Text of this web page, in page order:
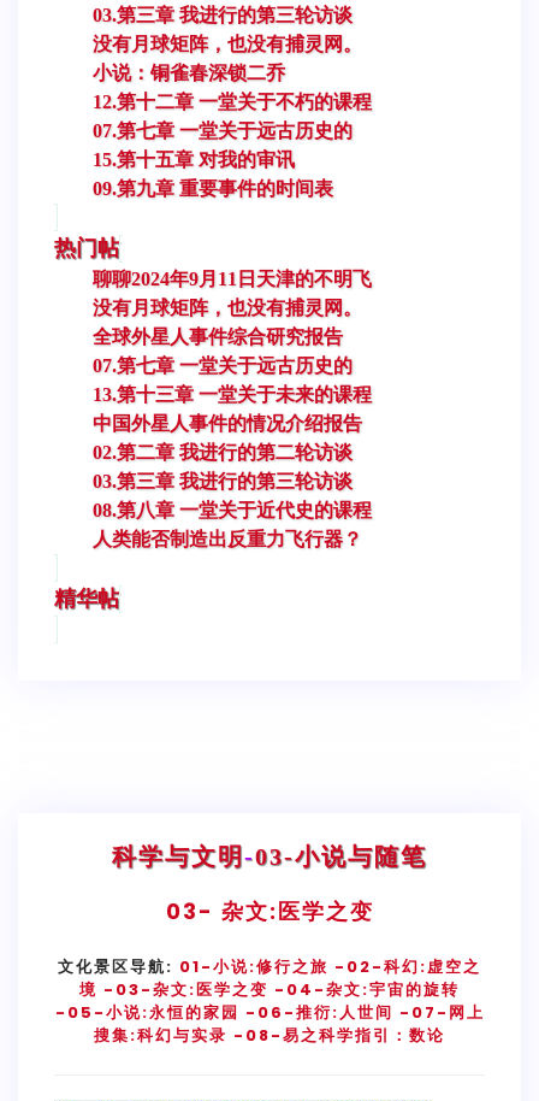
03.第三章 我进行的第三轮访谈
没有月球矩阵，也没有捕灵网。
小说：铜雀春深锁二乔
12.第十二章 一堂关于不朽的课程
07.第七章 一堂关于远古历史的
15.第十五章 对我的审讯
09.第九章 重要事件的时间表
热门帖
聊聊2024年9月11日天津的不明飞
没有月球矩阵，也没有捕灵网。
全球外星人事件综合研究报告
07.第七章 一堂关于远古历史的
13.第十三章 一堂关于未来的课程
中国外星人事件的情况介绍报告
02.第二章 我进行的第二轮访谈
03.第三章 我进行的第三轮访谈
08.第八章 一堂关于近代史的课程
人类能否制造出反重力飞行器？
精华帖
科学与文明 -03-小说与随笔
03- 杂文:医学之变
文化景区导航: 01-小说:修行之旅 -02-科幻:虚空之
境 -03-杂文:医学之变 -04-杂文:宇宙的旋转
-05-小说:永恒的家园 -06-推衍:人世间 -07-网上
搜集:科幻与实录 -08-易之科学指引：数论